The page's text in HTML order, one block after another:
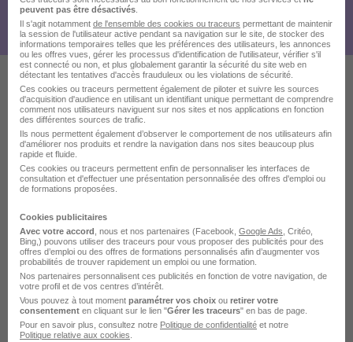
Ces offres pourraient aussi
vous intéresser
Responsable RH H/F
Colas France
Puteaux - 92 CDI
peuvent pas être désactivés
Il s'agit notamment de l'ensemble des cookies ou traceurs permettant de maintenir
la session de l'utilisateur active pendant sa navigation sur le site, de stocker des
informations temporaires telles que les préférences des utilisateurs, les annonces
ou les offres vues, gérer les processus d'identification de l'utilisateur, vérifier s'il
est connecté ou non, et plus globalement garantir la sécurité du site web en
détectant les tentatives d'accès frauduleux ou les violations de sécurité.
Ces cookies ou traceurs permettent également de piloter et suivre les sources
d'acquisition d'audience en utilisant un identifiant unique permettant de comprendre
comment nos utilisateurs naviguent sur nos sites et nos applications en fonction
des différentes sources de trafic.
Ils nous permettent également d’observer le comportement de nos utilisateurs afin
d'améliorer nos produits et rendre la navigation dans nos sites beaucoup plus
rapide et fluide.
Ces cookies ou traceurs permettent enfin de personnaliser les interfaces de
consultation et d'effectuer une présentation personnalisée des offres d'emploi ou
de formations proposées.
Cookies publicitaires
Avec votre accord , nous et nos partenaires (Facebook, Google Ads , Critéo,
Bing,) pouvons utiliser des traceurs pour vous proposer des publicités pour des
offres d’emploi ou des offres de formations personnalisés afin d’augmenter vos
probabilités de trouver rapidement un emploi ou une formation.
Nos partenaires personnalisent ces publicités en fonction de votre navigation, de
votre profil et de vos centres d’intérêt.
Vous pouvez à tout moment paramétrer vos choix ou retirer votre
consentement en cliquant sur le lien "Gérer les traceurs" en bas de page.
Pour en savoir plus, consultez notre Politique de confidentialité et notre
Politique relative aux cookies